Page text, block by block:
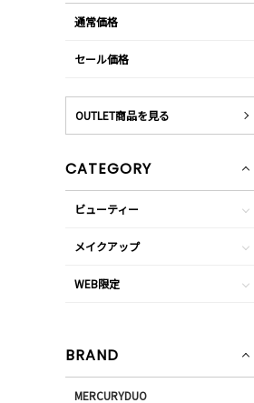
通常価格
セール価格
OUTLET商品を見る
CATEGORY
ビューティー
メイクアップ
WEB限定
BRAND
MERCURYDUO